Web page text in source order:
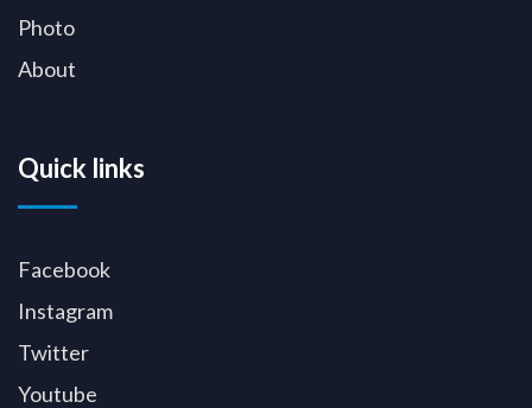
Photo
About
Quick links
Facebook
Instagram
Twitter
Youtube